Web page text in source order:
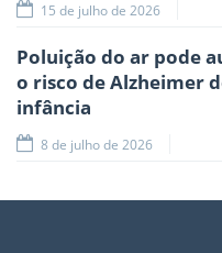
15 de julho de 2026
Poluição do ar pode
o risco de Alzheimer
infância
8 de julho de 2026